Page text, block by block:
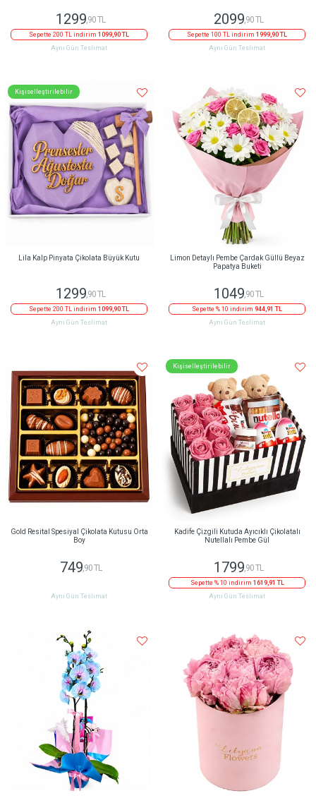
1299,90 TL
Sepette 200 TL indirim 1099,90 TL
Aynı Gün Teslimat
2099,90 TL
Sepette 100 TL indirim 1999,90 TL
Aynı Gün Teslimat
Kişiselleştirilebilir
Lila Kalp Pinyata Çikolata Büyük Kutu
1299,90 TL
Sepette 200 TL indirim 1099,90 TL
Aynı Gün Teslimat
Limon Detaylı Pembe Çardak Güllü Beyaz
Papatya Buketi
1049,90 TL
Sepette % 10 indirim 944,91 TL
Aynı Gün Teslimat
Gold Resital Spesiyal Çikolata Kutusu Orta
Boy
749,90 TL
Aynı Gün Teslimat
Kişiselleştirilebilir
Kadife Çizgili Kutuda Ayıcıklı Çikolatalı
Nutellalı Pembe Gül
1799,90 TL
Sepette % 10 indirim 1619,91 TL
Aynı Gün Teslimat